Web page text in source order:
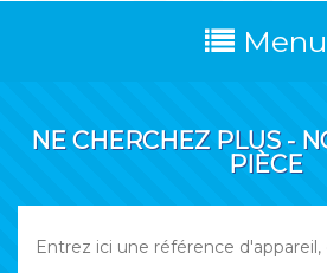
Menu
NE CHERCHEZ PLUS -
PIÈCE